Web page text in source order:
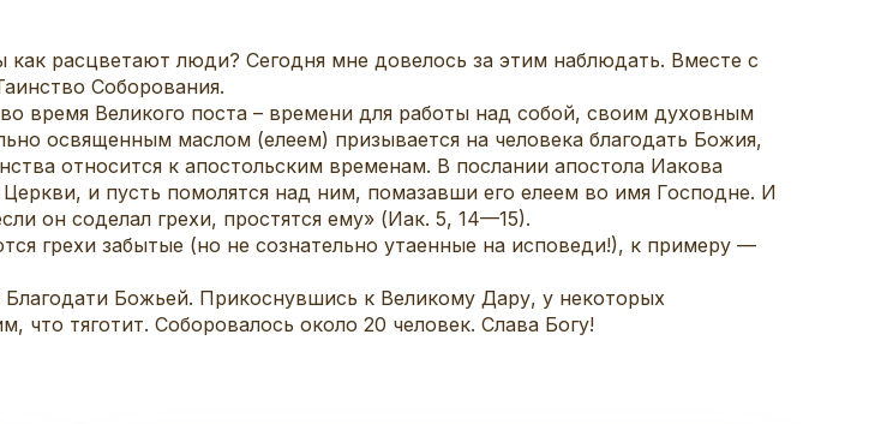
расцветают люди? Сегодня мне довелось за этим наблюдать. Вместе с
Соборования.
время Великого поста – времени для работы над собой, своим духовным
освященным маслом (елеем) призывается на человека благодать Божия,
относится к апостольским временам. В послании апостола Иакова
и пусть помолятся над ним, помазавши его елеем во имя Господне. И
он соделал грехи, простятся ему» (Иак. 5, 14—15).
грехи забытые (но не сознательно утаенные на исповеди!), к примеру —
Божьей. Прикоснувшись к Великому Дару, у некоторых
что тяготит. Соборовалось около 20 человек. Слава Богу!